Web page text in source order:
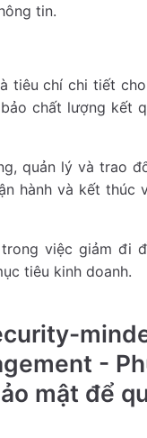
tin.
tiêu chí chi tiết
chất lượng kết
quản lý và trao
hành và kết thúc
việc giảm đi
tiêu kinh doanh.
-
mật để